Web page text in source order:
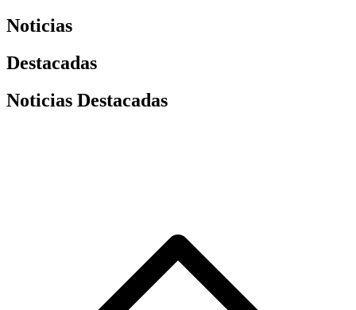
Noticias
Destacadas
Noticias Destacadas